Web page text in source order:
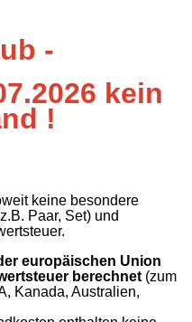
-
kein
!
keine besondere
Paar, Set) und
europäischen Union
berechnet (zum
Kanada, Australien,